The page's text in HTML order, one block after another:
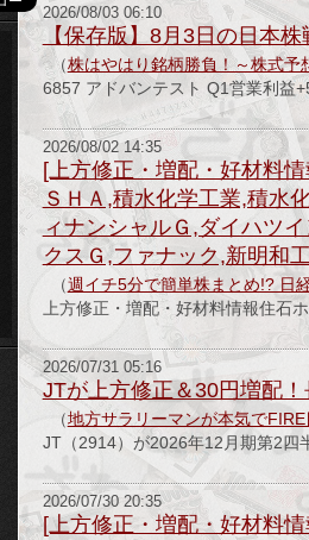
ジ
ノ
etc-
2026/08/03 06:10
【保存版】8月3日の日本
（株はやはり銘柄勝負！～株式予
6857 アドバンテスト Q1営業利益
2026/08/02 14:35
[上方修正・増配・好材料
ＳＨＡ,積水化学工業,積水
ィナンシャルＧ,ダイハツ
クスＧ,ファナック,新明和
（週イチ5分で簡単株まとめ!? 日
上方修正・増配・好材料情報住石
2026/07/31 05:16
JTが上方修正＆30円増配
（地方サラリーマンが本気で
JT（2914）が2026年12月期第2四
2026/07/30 20:35
[上方修正・増配・好材料